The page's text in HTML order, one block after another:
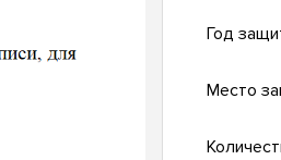
Год
Место